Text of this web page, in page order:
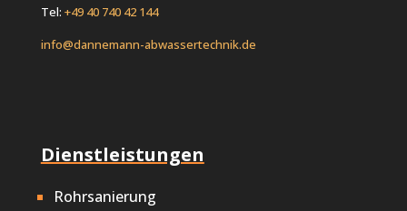
Tel: +49 40 740 42 144
info@dannemann-abwassertechnik.de
Dienstleistungen
Rohrsanierung